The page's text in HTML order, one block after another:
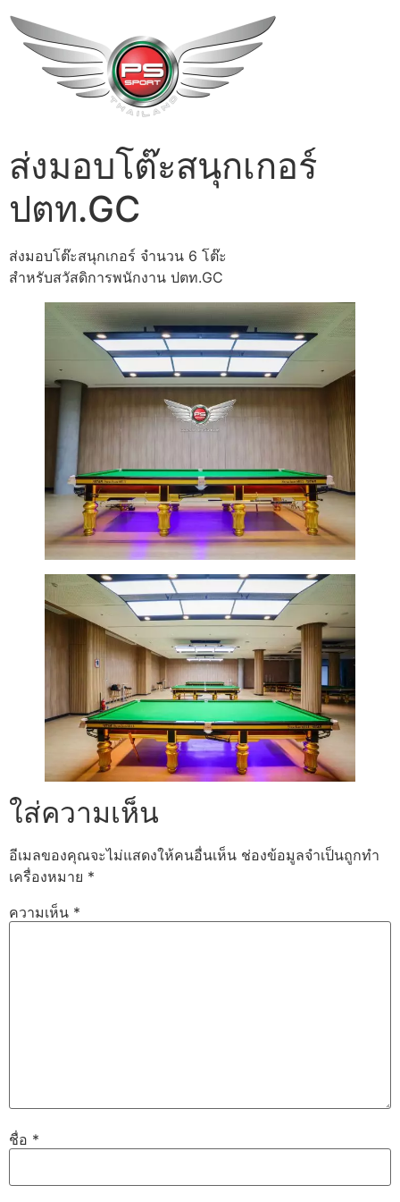
ส่งมอบโต๊ะสนุกเกอร์
ปตท.GC
ส่งมอบโต๊ะสนุกเกอร์ จำนวน 6 โต๊ะ
สำหรับสวัสดิการพนักงาน ปตท.GC
ใส่ความเห็น
อีเมลของคุณจะไม่แสดงให้คนอื่นเห็น ช่องข้อมูลจำเป็นถูกทำ
เครื่องหมาย *
ความเห็น *
ชื่อ *